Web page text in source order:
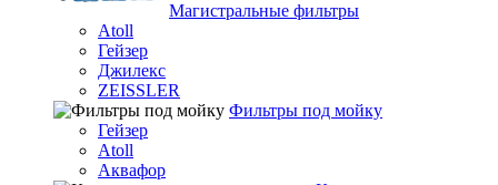
Магистральные фильтры
Atoll
Гейзер
Джилекс
ZEISSLER
Фильтры под мойку
Гейзер
Atoll
Аквафор